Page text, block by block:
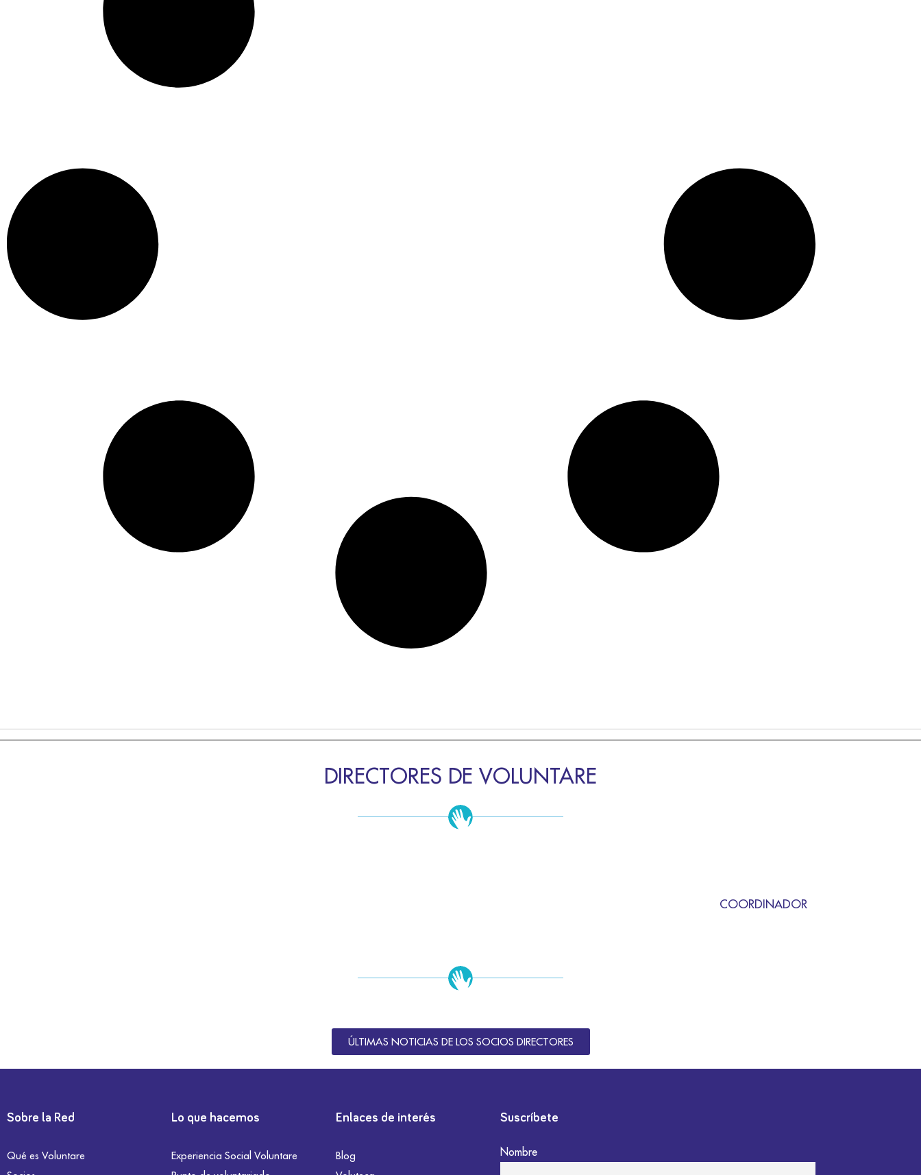
DIRECTORES DE VOLUNTARE
COORDINADOR
ÚLTIMAS NOTICIAS DE LOS SOCIOS DIRECTORES
Sobre la Red
Qué es Voluntare
Lo que hacemos
Experiencia Social Voluntare
Enlaces de interés
Blog
Suscríbete
Nombre